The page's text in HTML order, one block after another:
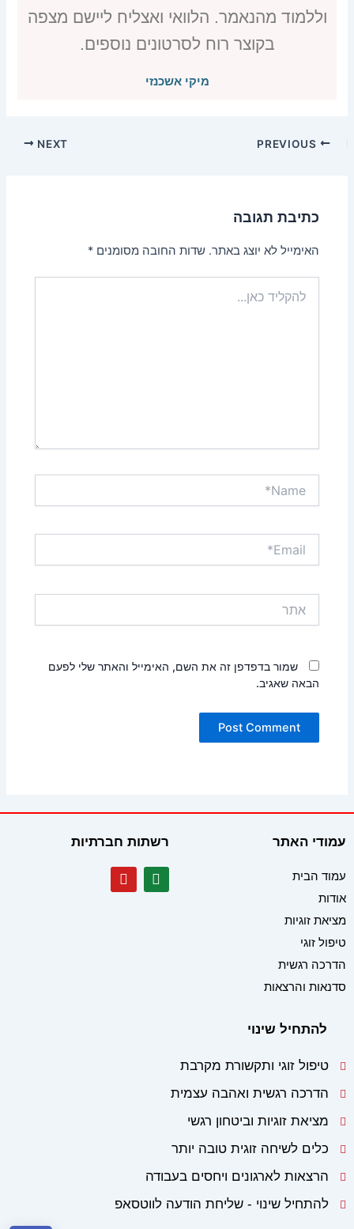
וללמוד מהנאמר. הלוואי ואצליח ליישם מצפה
בקוצר רוח לסרטונים נוספים.
מיקי אשכנזי
NEXT
כתיבת תגובה
האימייל לא יוצג באתר. שדות החובה מסומנים*
כאן...
שמור בדפדפן זה את השם, האימייל והאתר שלי לפעם
הבאה שאגיב.
עמודי האתר
עמוד הבית
אודות
מציאת זוגיות
טיפול זוגי
הדרכה רגשית
סדנאות והרצאות
רשתות חברתיות
W
h
Y
o
להתחיל שינוי
טיפול זוגי ותקשורת מקרבת
הדרכה רגשית ואהבה עצמית
מציאת זוגיות וביטחון רגשי
כלים לשיחה זוגית טובה יותר
הרצאות לארגונים ויחסים בעבודה
להתחיל שינוי - שליחת הודעה לווטסאפ